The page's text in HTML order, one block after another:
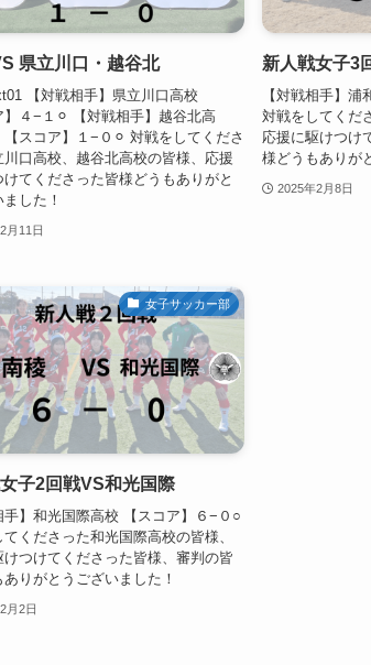
県立川口・越谷北
【対戦相手】県立川口高校
】４−１⚪︎ 【対戦相手】越谷北高
ア】１−０⚪︎ 対戦をしてくださ
川口高校、越谷北高校の皆様、応援
けてくださった皆様どうもありがと
した！
月11日
新人戦女子3
【対戦相手】
対戦をしてくだ
応援に駆けつけ
様どうもありが
2025年2月8日
女子サッカー部
子2回戦VS和光国際
手】和光国際高校 【スコア】６−０○
くださった和光国際高校の皆様、
けつけてくださった皆様、審判の皆
りがとうございました！
月2日